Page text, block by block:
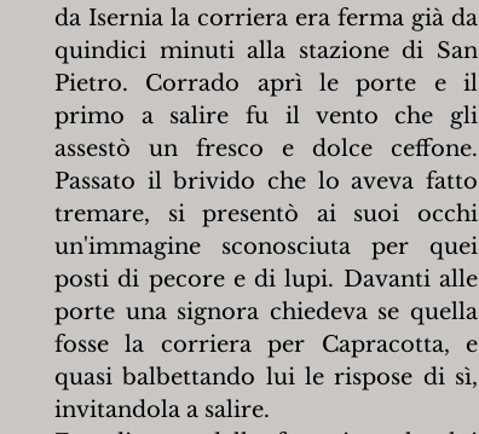
da Isernia la corriera era ferma già da
quindici minuti alla stazione di San
Pietro. Corrado aprì le porte e il
primo a salire fu il vento che gli
assestò un fresco e dolce ceffone.
Passato il brivido che lo aveva fatto
tremare, si presentò ai suoi occhi
un'immagine sconosciuta per quei
posti di pecore e di lupi. Davanti alle
porte una signora chiedeva se quella
fosse la corriera per Capracotta, e
quasi balbettando lui le rispose di sì,
invitandola a salire.